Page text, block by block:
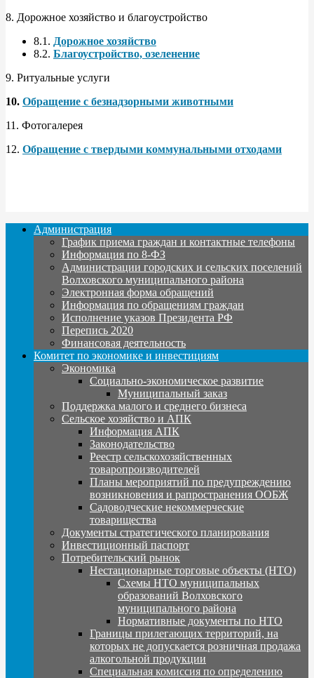
8. Дорожное хозяйство и благоустройство
8.1. Дорожное хозяйство
8.2. Благоустройство, озеленение
9. Ритуальные услуги
10. Обращение с безнадзорными животными
11. Фотогалерея
12. Обращение с твердыми коммунальными отходами
Администрация
График приема граждан и контактные телефоны
Информация по 8-ФЗ
Администрации городских и сельских поселений
Волховского муниципального района
Электронная форма обращений
Информация по обращениям граждан
Исполнение указов Президента РФ
Перепись 2020
Финансовая деятельность
Комитет по экономике и инвестициям
Экономика
Социально-экономическое развитие
Муниципальный заказ
Поддержка малого и среднего бизнеса
Сельское хозяйство и АПК
Информация АПК
Законодательство
Реестр сельскохозяйственных
товаропроизводителей
Планы мероприятий по предупреждению
возникновения и рапространения ООБЖ
Садоводческие некоммерческие
товарищества
Документы стратегического планирования
Инвестиционный паспорт
Потребительский рынок
Нестационарные торговые объекты (НТО)
Схемы НТО муниципальных
образований Волховского
муниципального района
Нормативные документы по НТО
Границы прилегающих территорий, на
которых не допускается розничная продажа
алкогольной продукции
Специальная комиссия по определению